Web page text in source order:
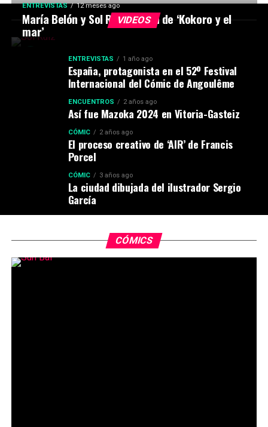
VIDEOS
ENTREVISTAS 12 meses ago
María Belón y Sol Ruiz hablan de ‘Kokoro y el
mar’
ENTREVISTAS 1 año ago
España, protagonista en el 52º Festival
Internacional del Cómic de Angoulême
ENCUENTROS 2 años ago
Así fue Mazoka 2024 en Vitoria-Gasteiz
CÓMIC 2 años ago
El proceso creativo de ‘AIR’ de Francis
Porcel
CÓMIC 3 años ago
La ciudad dibujada del ilustrador Sergio
García
CÓMICS